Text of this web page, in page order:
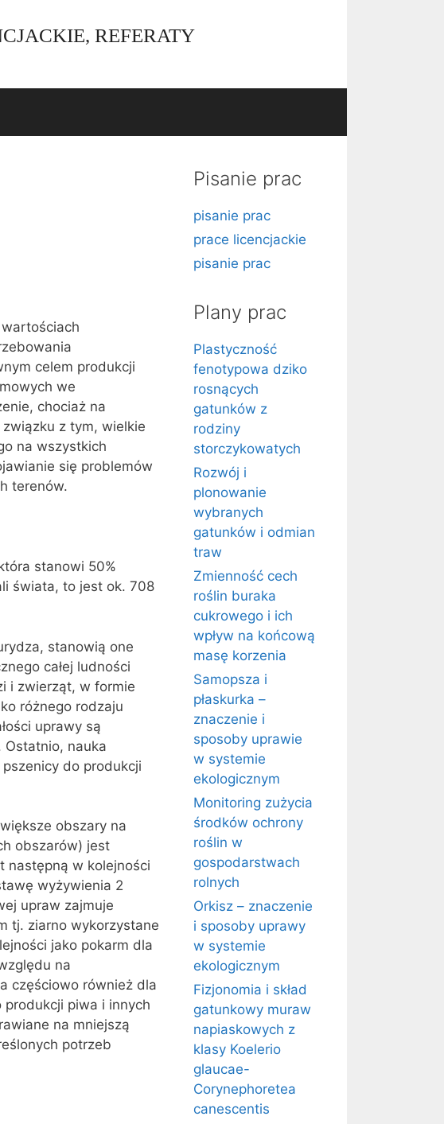
REFERATY
celem produkcji
we
chociaż na
z tym, wielkie
na wszystkich
się problemów
terenów.
stanowi 50%
świata, to jest ok. 708
stanowią one
całej ludności
i zwierząt, w formie
różnego rodzaju
uprawy są
nauka
do produkcji
obszary na
obszarów) jest
następną w kolejności
wyżywienia 2
upraw zajmuje
tj. ziarno wykorzystane
jako pokarm dla
na
częściowo również dla
piwa i innych
na mniejszą
potrzeb
Pisanie prac
pisanie prac
prace licencjackie
pisanie prac
Plany prac
Plastyczność
fenotypowa dziko
rosnących
gatunków z
rodziny
storczykowatych
Rozwój i
plonowanie
wybranych
gatunków i odmian
traw
Zmienność cech
roślin buraka
cukrowego i ich
wpływ na końcową
masę korzenia
Samopsza i
płaskurka –
znaczenie i
sposoby uprawie
w systemie
ekologicznym
Monitoring zużycia
środków ochrony
roślin w
gospodarstwach
rolnych
Orkisz – znaczenie
i sposoby uprawy
w systemie
ekologicznym
Fizjonomia i skład
gatunkowy muraw
napiaskowych z
klasy Koelerio
glaucae-
Corynephoretea
canescentis